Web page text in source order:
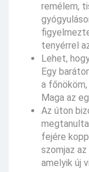
remélem,
tenyérrel
Lehet,
Egy
a
Maga az
Az úton
fejére
szomjaz
amelyik új